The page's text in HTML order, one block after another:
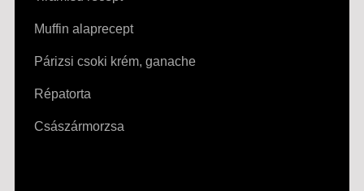
Muffin alaprecept
Párizsi csoki krém, ganache
Répatorta
Császármorzsa